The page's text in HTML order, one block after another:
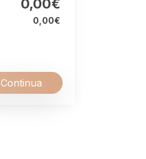
0,00€
0,00€
Continua